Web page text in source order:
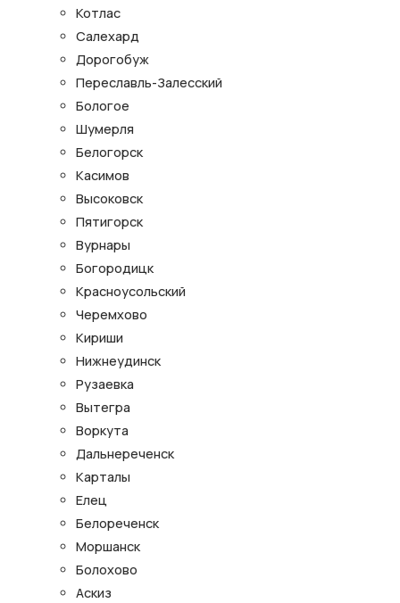
Котлас
Салехард
Дорогобуж
Переславль-Залесский
Бологое
Шумерля
Белогорск
Касимов
Высоковск
Пятигорск
Вурнары
Богородицк
Красноусольский
Черемхово
Кириши
Нижнеудинск
Рузаевка
Вытегра
Воркута
Дальнереченск
Карталы
Елец
Белореченск
Моршанск
Болохово
Аскиз